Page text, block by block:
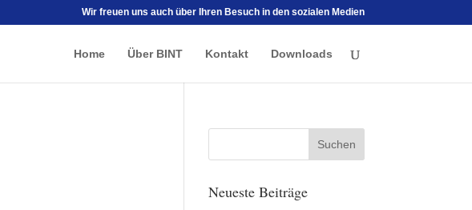
Wir freuen uns auch über Ihren Besuch in den sozialen Medien
Home Über BINT Kontakt Downloads
Neueste Beiträge